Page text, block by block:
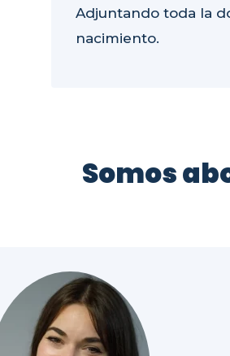
Adjuntando toda la
nacimiento.
Somos